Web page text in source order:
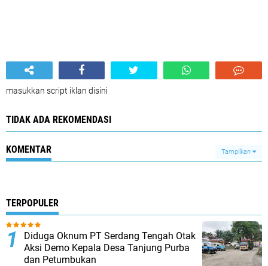
masukkan script iklan disini
TIDAK ADA REKOMENDASI
KOMENTAR Tampilkan
TERPOPULER
Diduga Oknum PT Serdang Tengah Otak
Aksi Demo Kepala Desa Tanjung Purba
dan Petumbukan